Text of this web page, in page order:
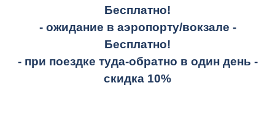
Бесплатно!
- ожидание в аэропорту/вокзале -
Бесплатно!
- при поездке туда-обратно в один день -
скидка 10%